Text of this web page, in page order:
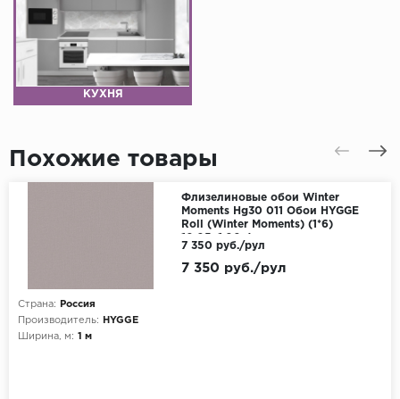
КУХНЯ
Похожие товары
Флизелиновые обои Winter
Moments Hg30 011 Обои HYGGE
Roll (Winter Moments) (1*6)
Страна:
Россия
Производитель:
HYGGE
Ширина, м: 1 м
7 350 руб./рул
7 350 руб./рул